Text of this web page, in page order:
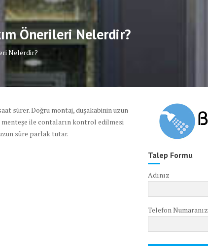
Önerileri Nelerdir?
Nelerdir?
sürer. Doğru montaj, duşakabinin uzun
menteşe ile contaların kontrol edilmesi
süre parlak tutar.
Talep Formu
Adınız
Telefon Numaranız